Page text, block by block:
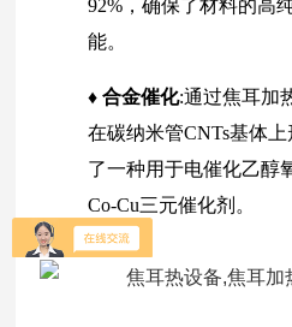
92%，确保了材料的高
能。
♦ 合金催化:通过焦耳加
在碳纳米管CNTs基体上
了一种用于电催化乙醇
Co-Cu三元催化剂。